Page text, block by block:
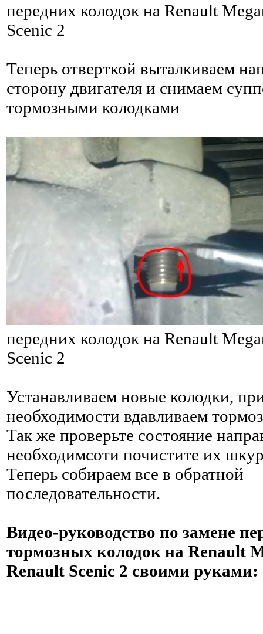
передних колодок на Renault
Scenic 2
Теперь отверткой выталкиваем
сторону двигателя и снимаем
тормозными колодками
передних колодок на Renault
Scenic 2
Устанавливаем новые колодки,
необходимости вдавливаем
Так же проверьте состояние
необходимсоти почистите их
Теперь собираем все в обратной
последовательности.
Видео-руководство по замене
тормозных колодок на Renault
Renault Scenic 2 своими руками: